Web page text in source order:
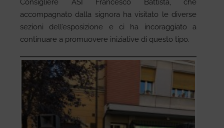
Consigliere ASI Francesco Battista, che
accompagnato dalla signora ha visitato le diverse
sezioni dell’esposizione e ci ha incoraggiato a
continuare a promuovere iniziative di questo tipo.